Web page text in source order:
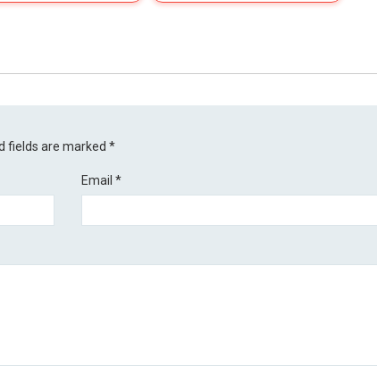
fields are marked*
Email *